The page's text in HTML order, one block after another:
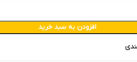
افزودن به سبد خرید